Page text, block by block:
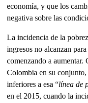
economía, y que los
negativa sobre las
La incidencia de la
ingresos no alcanzan
comenzando a aumentar.
Colombia en su conjunto,
inferiores a esa “línea de
en el 2015, cuando la